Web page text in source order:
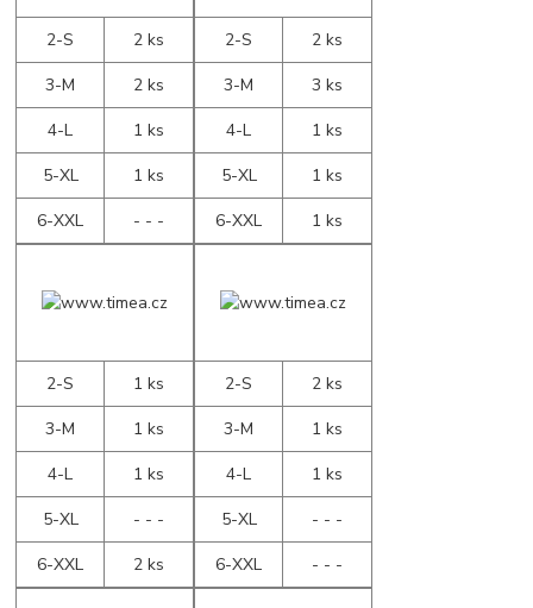
2-S
2 ks
3-M
2 ks
4-L
1 ks
5-XL
1 ks
6-XXL
- - -
2-S
2 ks
3-M
3 ks
4-L
1 ks
5-XL
1 ks
6-XXL
1 ks
2-S
1 ks
3-M
1 ks
4-L
1 ks
5-XL
- - -
6-XXL
2 ks
2-S
2 ks
3-M
1 ks
4-L
1 ks
5-XL
- - -
6-XXL
- - -